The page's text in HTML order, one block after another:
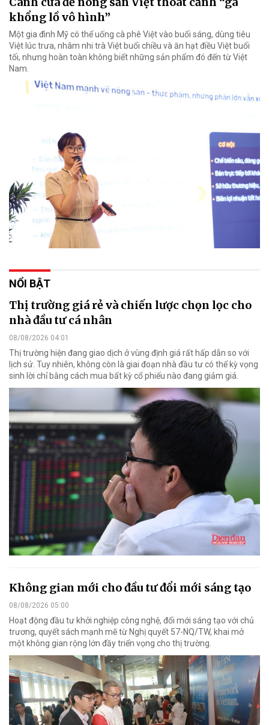
khổng lồ vô hình”
Một gia đình Mỹ có thể uống cà phê Việt vào buổi sáng, dùng tiêu
Việt lúc trưa, nhâm nhi trà Việt buổi chiều và ăn hạt điều Việt buổi
tối, nhưng hoàn toàn không biết những sản phẩm đó đến từ Việt
Nam.
NỔI BẬT
Thị trường giá rẻ và chiến lược chọn lọc cho
nhà đầu tư cá nhân
08/08/2026 04:01
Thị trường hiện đang giao dịch ở vùng định giá rất hấp dẫn so với
lịch sử. Tuy nhiên, không còn là giai đoạn nhà đầu tư có thể kỳ vọng
sinh lời chỉ bằng cách mua bất kỳ cổ phiếu nào đang giảm giá.
Không gian mới cho đầu tư đổi mới sáng tạo
08/08/2026 05:00
Hoạt động đầu tư khởi nghiệp công nghệ, đổi mới sáng tạo với chủ
trương, quyết sách mạnh mẽ từ Nghị quyết 57-NQ/TW, khai mở
một không gian rộng lớn đầy triển vọng cho thị trường.